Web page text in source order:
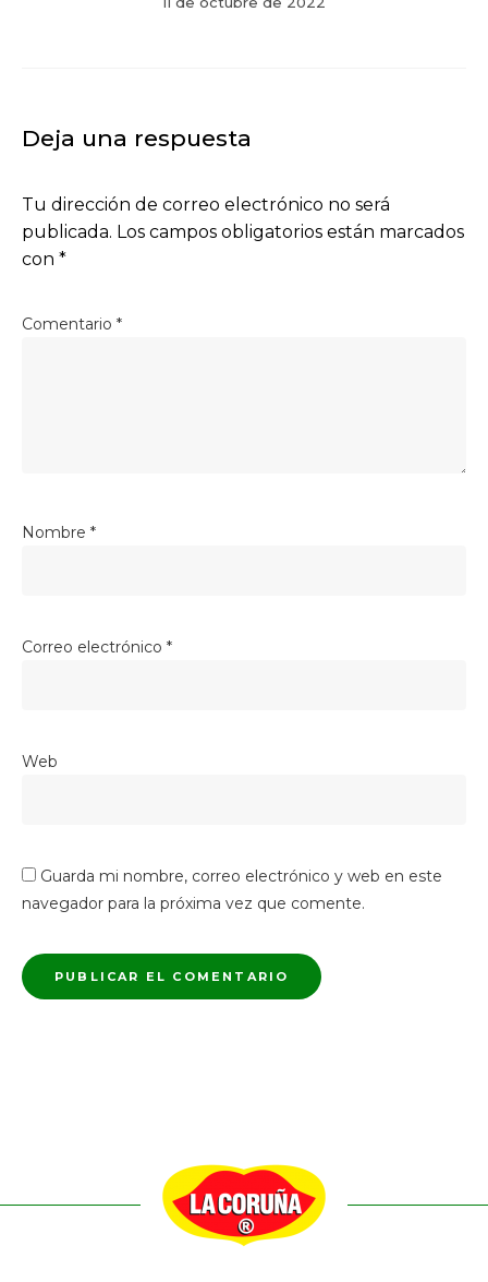
Deja una respuesta
Tu dirección de correo electrónico no será
publicada. Los campos obligatorios están marcados
con *
Comentario *
Nombre *
Correo electrónico *
Web
Guarda mi nombre, correo electrónico y web en este
navegador para la próxima vez que comente.